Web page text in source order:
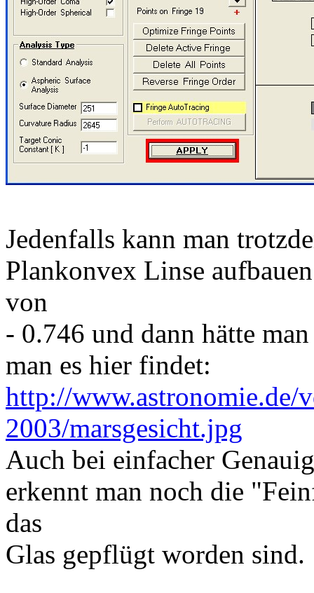
Jedenfalls kann man
Plankonvex Linse
von
- 0.746 und dann hätte
man es hier findet:
http://www.astronomie.de/
2003/marsgesicht.jpg
Auch bei einfacher
erkennt man noch die
das
Glas gepflügt worden sind.